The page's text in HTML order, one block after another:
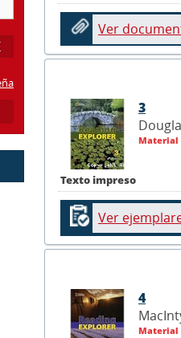
Ver
Texto impreso
3
Material
Ver
4
Material